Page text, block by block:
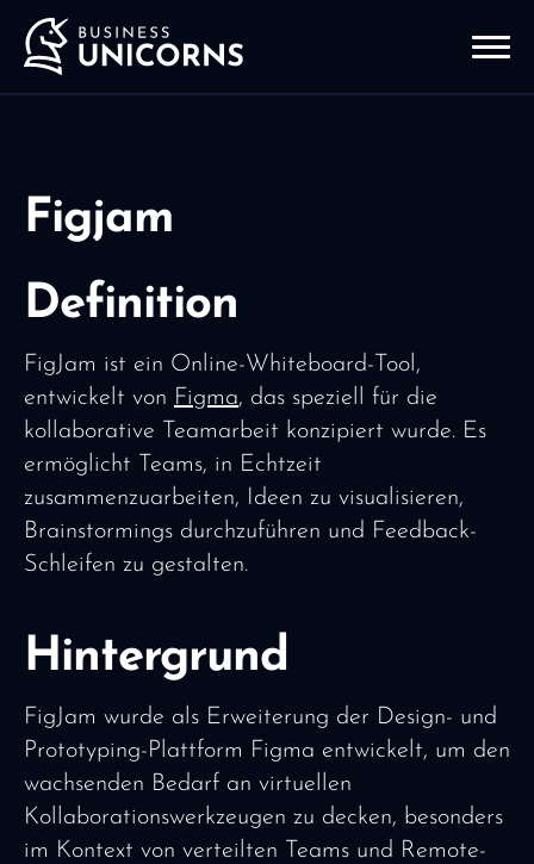
Figjam
Definition
FigJam ist ein Online-Whiteboard-Tool,
entwickelt von Figma, das speziell für die
kollaborative Teamarbeit konzipiert wurde. Es
ermöglicht Teams, in Echtzeit
zusammenzuarbeiten, Ideen zu visualisieren,
Brainstormings durchzuführen und Feedback-
Schleifen zu gestalten.
Hintergrund
FigJam wurde als Erweiterung der Design- und
Prototyping-Plattform Figma entwickelt, um den
wachsenden Bedarf an virtuellen
Kollaborationswerkzeugen zu decken, besonders
im Kontext von verteilten Teams und Remote-